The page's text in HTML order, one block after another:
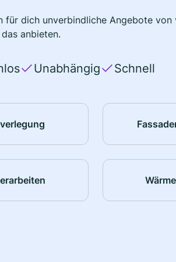
dich unverbindliche Angebote von
anbieten.
Unabhängig Schnell